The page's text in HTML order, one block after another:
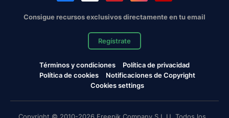
Consigue recursos exclusivos directamente en tu email
Regístrate
Términos y condiciones
Política de privacidad
Política de cookies
Notificaciones de Copyright
Cookies settings